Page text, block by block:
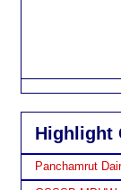
Highlight
Panchamrut